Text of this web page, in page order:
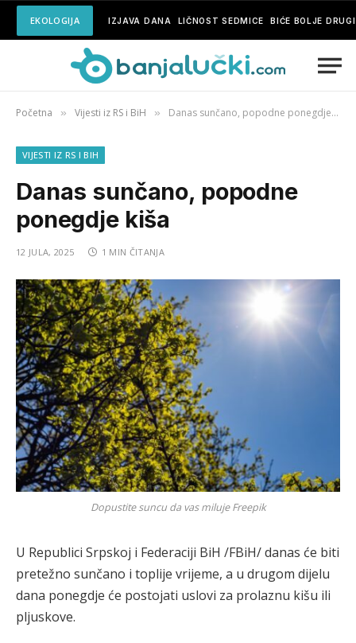
EKOLOGIJA IZJAVA DANA LIČNOST SEDMICE BIĆE BOLJE
Početna » Vijesti iz RS i BiH » Danas sunčano, popodne ponegdje kiša
VIJESTI IZ RS I BIH
Danas sunčano, popodne
ponegdje kiša
12 JULA, 2025 1 MIN ČITANJA
Dopustite suncu da vas miluje Freepik
U Republici Srpskoj i Federaciji BiH /FBiH/ danas će biti
pretežno sunčano i toplije vrijeme, a u drugom dijelu
dana ponegdje će postojati uslovi za prolaznu kišu ili
pljuskove.